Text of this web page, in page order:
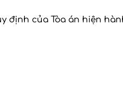
định của Tòa án hiện